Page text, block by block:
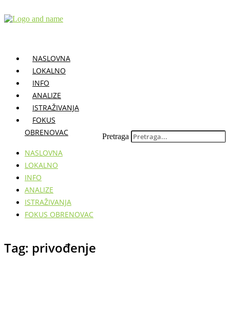
na
NASLOVNA
LOKALNO
INFO
ANALIZE
ISTRAŽIVANJA
FOKUS
OBRENOVAC
NASLOVNA
LOKALNO
INFO
ANALIZE
ISTRAŽIVANJA
FOKUS OBRENOVAC
Pretraga
Tag: privođenje